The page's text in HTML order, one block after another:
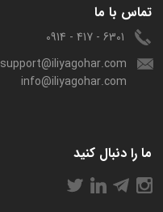
تماس با ما
6301 - 417 - 0914
support@iliyagohar.com
info@iliyagohar.com
ما را دنبال کنید